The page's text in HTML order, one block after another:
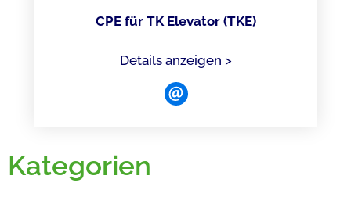
CPE für TK Elevator (TKE)
Details anzeigenof Stefan
>
Kategorien